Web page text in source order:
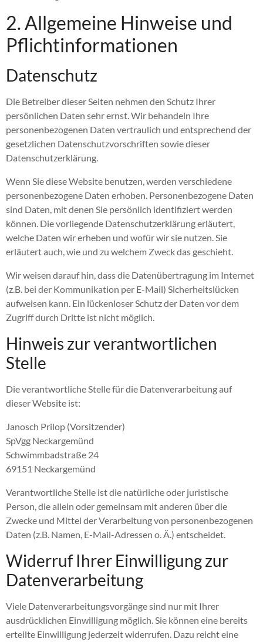
2. Allgemeine Hinweise und
Pflichtinformationen
Datenschutz
Die Betreiber dieser Seiten nehmen den Schutz Ihrer
persönlichen Daten sehr ernst. Wir behandeln Ihre
personenbezogenen Daten vertraulich und entsprechend der
gesetzlichen Datenschutzvorschriften sowie dieser
Datenschutzerklärung.
Wenn Sie diese Website benutzen, werden verschiedene
personenbezogene Daten erhoben. Personenbezogene Daten
sind Daten, mit denen Sie persönlich identifiziert werden
können. Die vorliegende Datenschutzerklärung erläutert,
welche Daten wir erheben und wofür wir sie nutzen. Sie
erläutert auch, wie und zu welchem Zweck das geschieht.
Wir weisen darauf hin, dass die Datenübertragung im Internet
(z.B. bei der Kommunikation per E-Mail) Sicherheitslücken
aufweisen kann. Ein lückenloser Schutz der Daten vor dem
Zugriff durch Dritte ist nicht möglich.
Hinweis zur verantwortlichen
Stelle
Die verantwortliche Stelle für die Datenverarbeitung auf
dieser Website ist:
Janosch Prilop (Vorsitzender)
SpVgg Neckargemünd
Schwimmbadstraße 24
69151 Neckargemünd
Verantwortliche Stelle ist die natürliche oder juristische
Person, die allein oder gemeinsam mit anderen über die
Zwecke und Mittel der Verarbeitung von personenbezogenen
Daten (z.B. Namen, E-Mail-Adressen o. Ä.) entscheidet.
Widerruf Ihrer Einwilligung zur
Datenverarbeitung
Viele Datenverarbeitungsvorgänge sind nur mit Ihrer
ausdrücklichen Einwilligung möglich. Sie können eine bereits
erteilte Einwilligung jederzeit widerrufen. Dazu reicht eine